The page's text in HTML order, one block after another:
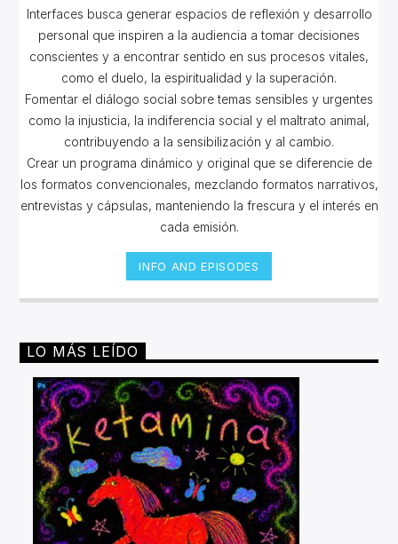
Interfaces busca generar espacios de reflexión y desarrollo
personal que inspiren a la audiencia a tomar decisiones
conscientes y a encontrar sentido en sus procesos vitales,
como el duelo, la espiritualidad y la superación.
Fomentar el diálogo social sobre temas sensibles y urgentes
como la injusticia, la indiferencia social y el maltrato animal,
contribuyendo a la sensibilización y al cambio.
Crear un programa dinámico y original que se diferencie de
los formatos convencionales, mezclando formatos narrativos,
entrevistas y cápsulas, manteniendo la frescura y el interés en
cada emisión.
INFO AND EPISODES
LO MÁS LEÍDO